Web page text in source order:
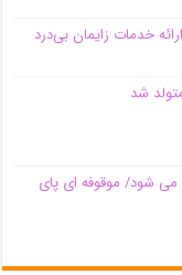
شد
می شود/ موقوفه ای پای